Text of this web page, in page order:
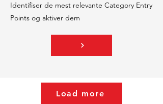
Identifiser de mest relevante Category Entry
Points og aktiver dem
Load more